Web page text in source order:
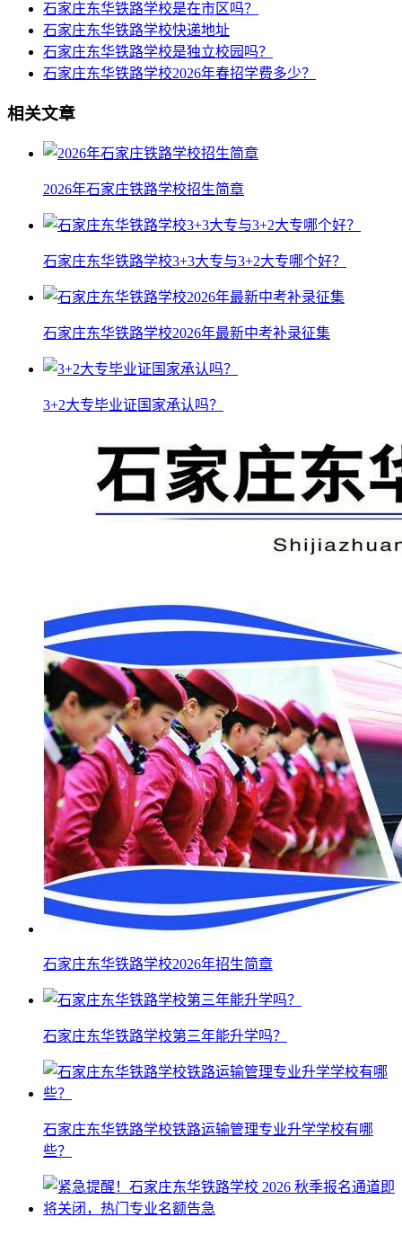
石家庄东华铁路学校是在市区吗？
石家庄东华铁路学校快递地址
石家庄东华铁路学校是独立校园吗？
石家庄东华铁路学校2026年春招学费多少？
相关文章
2026年石家庄铁路学校招生简章
石家庄东华铁路学校3+3大专与3+2大专哪个好？
石家庄东华铁路学校2026年最新中考补录征集
3+2大专毕业证国家承认吗？
石家庄东华铁路学校2026年招生简章
石家庄东华铁路学校第三年能升学吗？
石家庄东华铁路学校铁路运输管理专业升学学校有哪
些？